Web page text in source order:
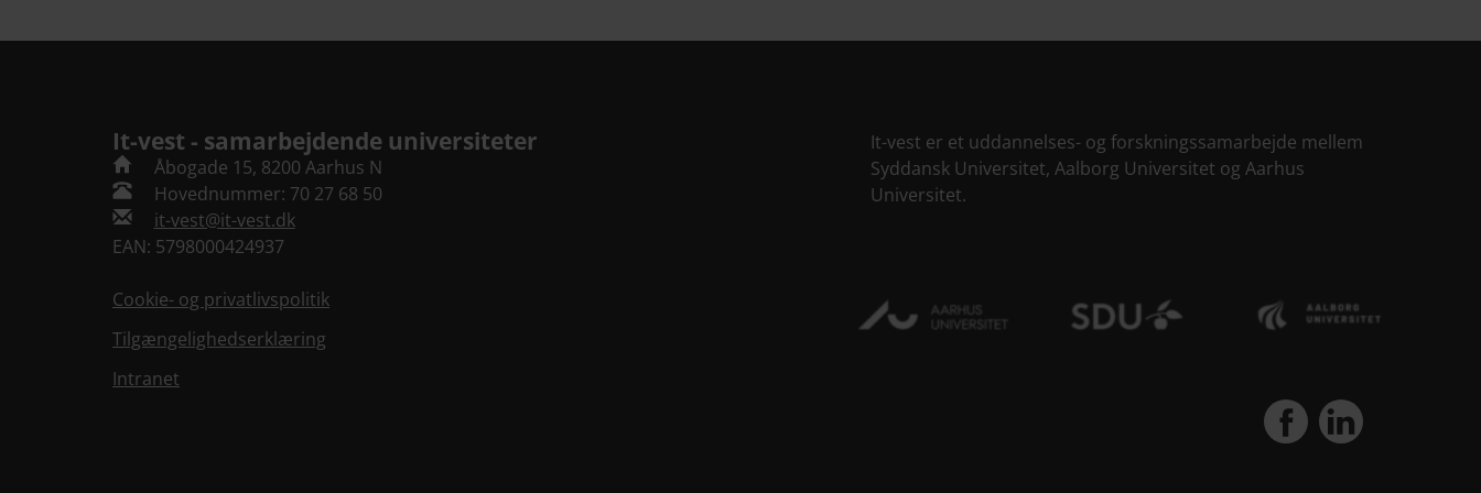
It-vest - samarbejdende universiteter
Åbogade 15, 8200 Aarhus N
Hovednummer: 70 27 68 50
it-vest@it-vest.dk
EAN: 5798000424937
Cookie- og privatlivspolitik
Tilgængelighedserklæring
Intranet
It-vest er et uddannelses- og forskningssamarbejde mellem
Syddansk Universitet, Aalborg Universitet og Aarhus
Universitet.